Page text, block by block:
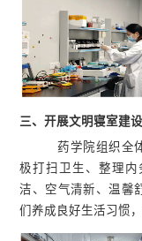
三、开展文明寝室建
药学院组织全
极打扫卫生、整理
洁、空气清新、温馨
们养成良好生活习惯